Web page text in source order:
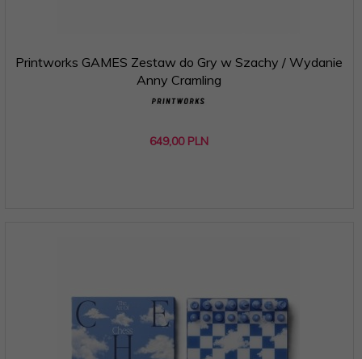
Printworks GAMES Zestaw do Gry w Szachy / Wydanie
Anny Cramling
649,00 PLN